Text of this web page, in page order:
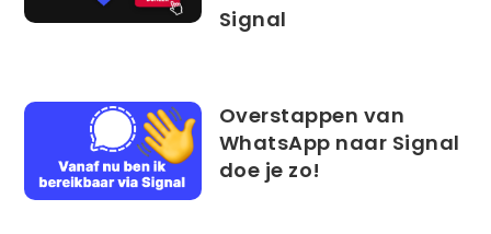
Signal
Overstappen van
WhatsApp naar Signal
doe je zo!